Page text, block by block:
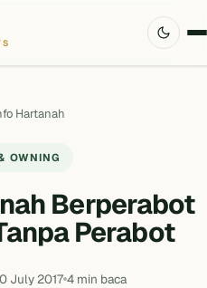
Hartanah
OWNING
Berperabot
Perabot
July 2017 4 min baca